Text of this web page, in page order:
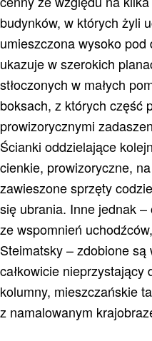
budynków, w których żyli
umieszczona wysoko
ukazuje w szerokich
stłoczonych w małych
boksach, z których część
prowizorycznymi
Ścianki oddzielające
cienkie, prowizoryczne,
zawieszone sprzęty
się ubrania. Inne jednak
ze wspomnień
Steimatsky – zdobione
całkowicie nieprzystający
kolumny, mieszczańskie
z namalowanym